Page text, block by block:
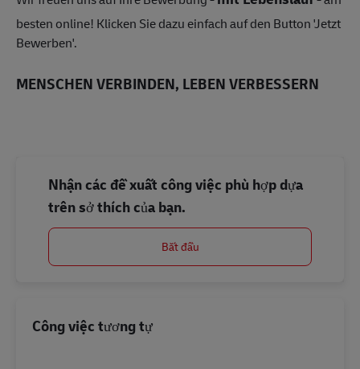
besten online! Klicken Sie dazu einfach auf den Button 'Jetzt
Bewerben'.
MENSCHEN VERBINDEN, LEBEN VERBESSERN
Nhận các đề xuất công việc phù hợp dựa
trên sở thích của bạn.
Bắt đầu
Công việc tương tự